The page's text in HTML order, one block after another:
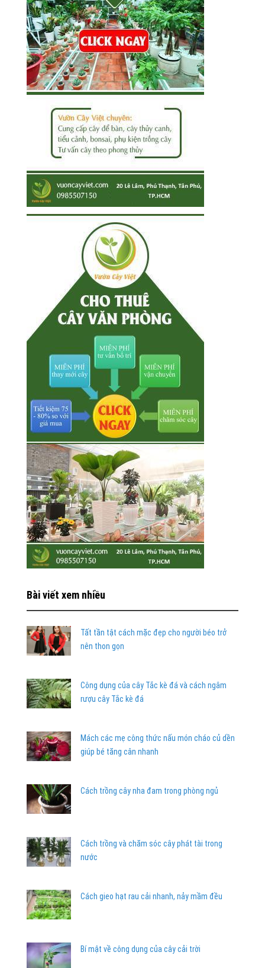
Bài viết xem nhiều
Tất tần tật cách mặc đẹp cho người béo trở
nên thon gọn
Công dụng của cây Tắc kè đá và cách ngâm
rượu cây Tắc kè đá
Mách các mẹ công thức nấu món cháo củ dền
giúp bé tăng cân nhanh
Cách trồng cây nha đam trong phòng ngủ
Cách trồng và chăm sóc cây phát tài trong
nước
Cách gieo hạt rau cải nhanh, nảy mầm đều
Bí mật về công dụng của cây cải trời